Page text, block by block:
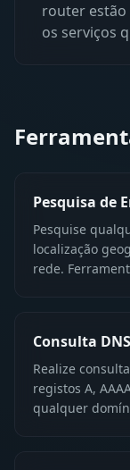
router
os serviços
Pesquisa de
Pesquise
localização
rede.
Consulta DNS
Realize
registos A,
qualquer